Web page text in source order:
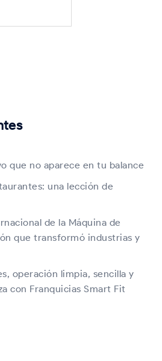
que no aparece en tu balance
una lección de
de la Máquina de
que transformó industrias y
operación limpia, sencilla y
con Franquicias Smart Fit